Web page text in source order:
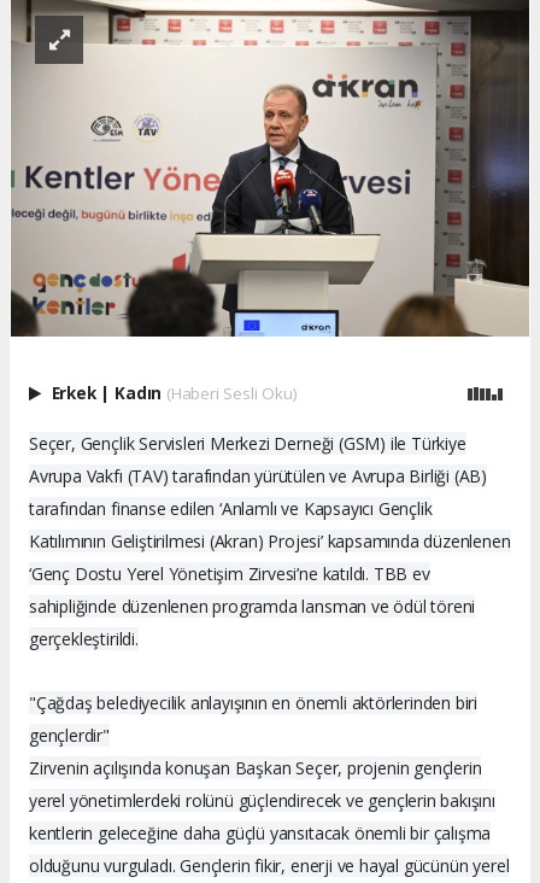
Erkek Kadın (Haberi Sesli Oku)
Seçer, Gençlik Servisleri Merkezi Derneği (GSM) ile Türkiye
Avrupa Vakfı (TAV) tarafından yürütülen ve Avrupa Birliği (AB)
tarafından finanse edilen ‘Anlamlı ve Kapsayıcı Gençlik
Katılımının Geliştirilmesi (Akran) Projesi’ kapsamında düzenlenen
‘Genç Dostu Yerel Yönetişim Zirvesi’ne katıldı. TBB ev
sahipliğinde düzenlenen programda lansman ve ödül töreni
gerçekleştirildi.
"Çağdaş belediyecilik anlayışının en önemli aktörlerinden biri
gençlerdir"
Zirvenin açılışında konuşan Başkan Seçer, projenin gençlerin
yerel yönetimlerdeki rolünü güçlendirecek ve gençlerin bakışını
kentlerin geleceğine daha güçlü yansıtacak önemli bir çalışma
olduğunu vurguladı. Gençlerin fikir, enerji ve hayal gücünün yerel